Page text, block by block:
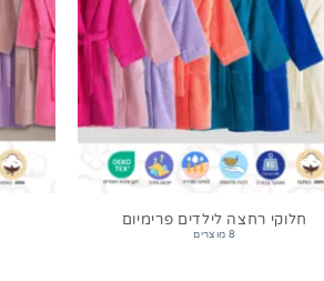
חלוקי רחצה לילדים פרימיום
8 מוצרים